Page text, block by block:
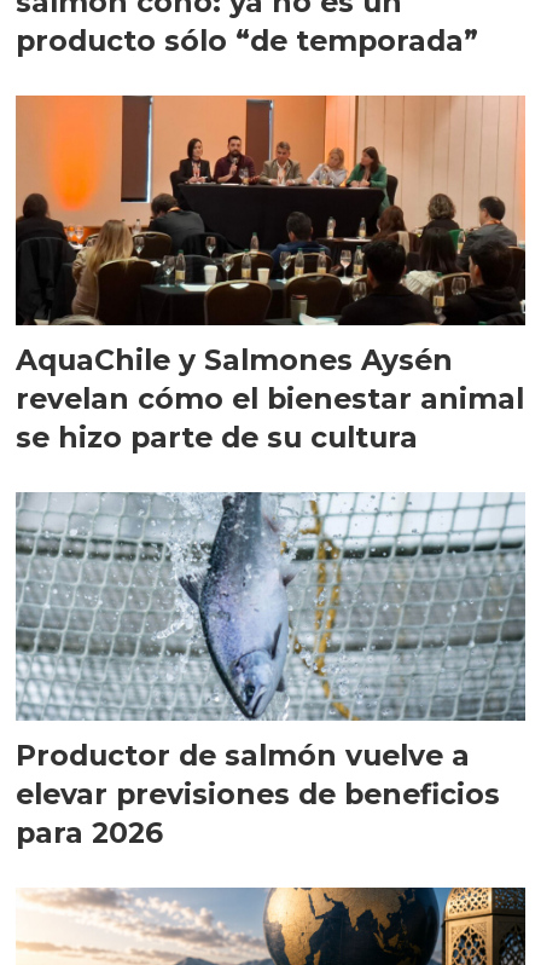
producto sólo “de temporada”
AquaChile y Salmones Aysén
revelan cómo el bienestar animal
se hizo parte de su cultura
Productor de salmón vuelve a
elevar previsiones de beneficios
para 2026